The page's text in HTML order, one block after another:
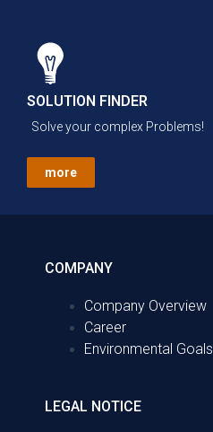
SOLUTION FINDER
Solve your complex Problems!
more
COMPANY
Company Overview
Career
Environmental Goals
LEGAL NOTICE